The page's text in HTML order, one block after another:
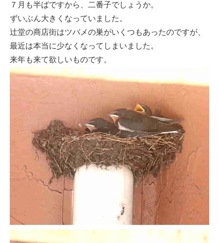
７月も半ばですから、二番子でしょうか。
ずいぶん大きくなっていました。
辻堂の商店街はツバメの巣がいくつもあったのですが、
最近は本当に少なくなってしまいました。
来年も来て欲しいものです。